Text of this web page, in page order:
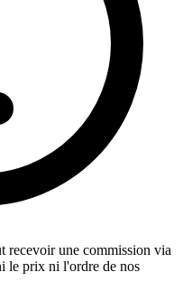
recevoir une commission via
le prix ni l'ordre de nos